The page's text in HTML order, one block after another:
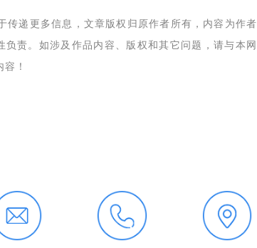
传递更多信息，文章版权归原作者所有，内容为作者
责。如涉及作品内容、版权和其它问题，请与本网
！